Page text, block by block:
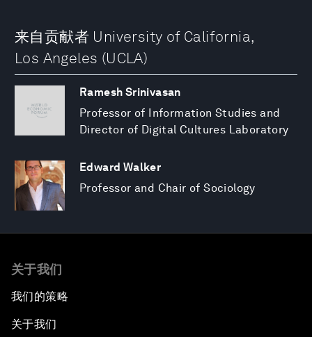
来自贡献者 University of California,
Los Angeles (UCLA)
Ramesh Srinivasan
Professor of Information Studies and
Director of Digital Cultures Laboratory
Edward Walker
Professor and Chair of Sociology
关于我们
我们的策略
关于我们